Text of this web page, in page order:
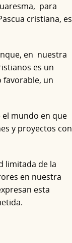
para
cristiana, es
en nuestra
es un
favorable, un
mundo en que
y proyectos con
limitada de la
en nuestra
esta